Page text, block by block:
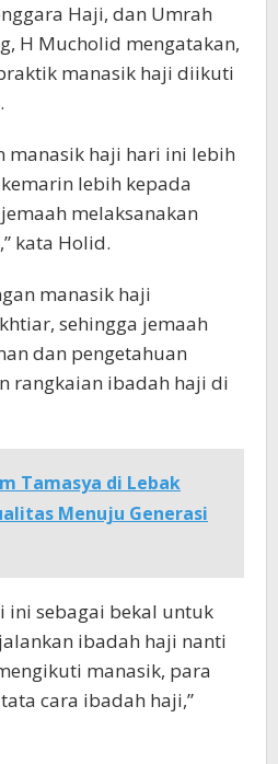
Haji, dan Umrah
H Mucholid mengatakan,
manasik haji diikuti
manasik haji hari ini lebih
lebih kepada
melaksanakan
kata Holid.
manasik haji
sehingga jemaah
dan pengetahuan
rangkaian ibadah haji di
Tamasya di Lebak
Menuju Generasi
ini sebagai bekal untuk
ibadah haji nanti
manasik, para
cara ibadah haji,”